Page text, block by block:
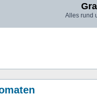
Alles rund